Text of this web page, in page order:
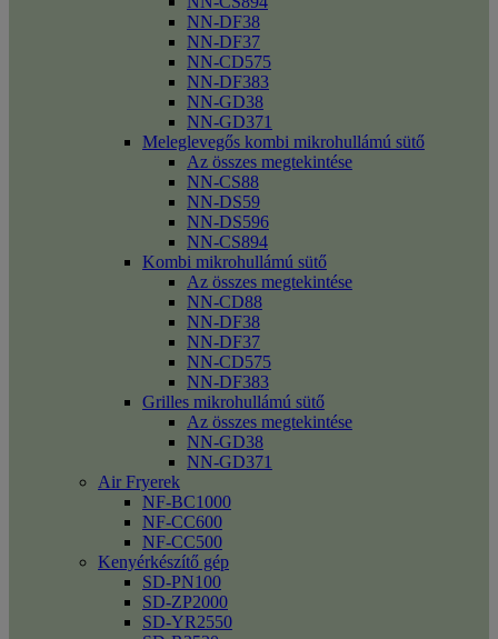
NN-DF38
NN-DF37
NN-CD575
NN-DF383
NN-GD38
NN-GD371
Meleglevegős kombi mikrohullámú sütő
Az összes megtekintése
NN-CS88
NN-DS59
NN-DS596
NN-CS894
Kombi mikrohullámú sütő
Az összes megtekintése
NN-CD88
NN-DF38
NN-DF37
NN-CD575
NN-DF383
Grilles mikrohullámú sütő
Az összes megtekintése
NN-GD38
NN-GD371
Air Fryerek
NF-BC1000
NF-CC600
NF-CC500
Kenyérkészítő gép
SD-PN100
SD-ZP2000
SD-YR2550